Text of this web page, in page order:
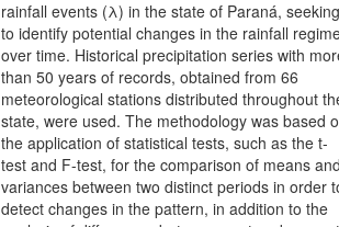
rainfall events (λ) in the state of Paraná, seeking
to identify potential changes in the rainfall
over time. Historical precipitation series with
than 50 years of records, obtained from 66
meteorological stations distributed throughout
state, were used. The methodology was based
the application of statistical tests, such as the t-
test and F-test, for the comparison of means
variances between two distinct periods in order
detect changes in the pattern, in addition to the